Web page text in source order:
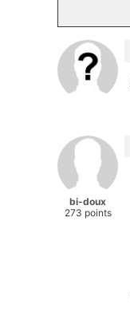
bi-doux
273 points